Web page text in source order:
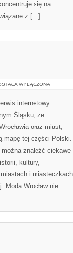
się na
z […]
WYŁĄCZONA
internetowy
Śląsku, ze
oraz miast,
mapę tej części Polski.
znaleźć ciekawe
kultury,
i miasteczkach
Moda Wrocław nie